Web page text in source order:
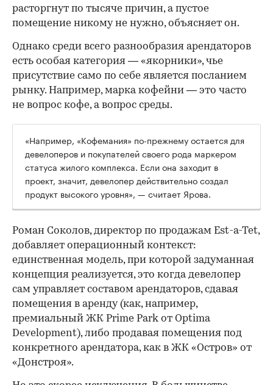
расторгнут по тысяче причин, а пустое
помещение никому не нужно, объясняет он.
Однако среди всего разнообразия арендаторов
есть особая категория — «якорники», чье
присутствие само по себе является посланием
рынку. Например, марка кофейни — это часто
не вопрос кофе, а вопрос среды.
«Например, «Кофемания» по-прежнему остается для
девелоперов и покупателей своего рода маркером
статуса жилого комплекса. Если она заходит в
проект, значит, девелопер действительно создал
продукт высокого уровня», — считает Ярова.
Роман Соколов, директор по продажам Est-a-Tet,
добавляет операционный контекст:
единственная модель, при которой задуманная
концепция реализуется, это когда девелопер
сам управляет составом арендаторов, сдавая
помещения в аренду (как, например,
премиальный ЖК Prime Park от Optima
Development), либо продавая помещения под
конкретного арендатора, как в ЖК «Остров» от
«Донстроя».